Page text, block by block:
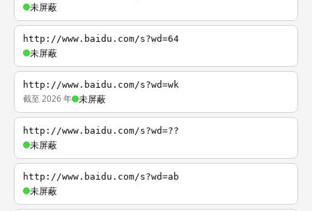
未屏蔽
http://www.baidu.com/s?wd=64
未屏蔽
http://www.baidu.com/s?wd=wk
截至 2026 年 未屏蔽
http://www.baidu.com/s?wd=??
未屏蔽
http://www.baidu.com/s?wd=ab
未屏蔽